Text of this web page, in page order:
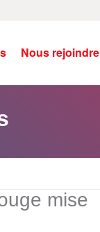
Nous rejoindre
mise